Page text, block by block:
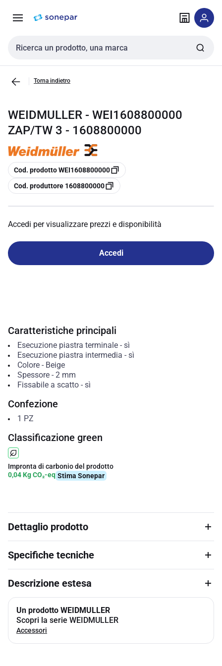
navigazione alla
Cerca input
Torna indietro
WEIDMULLER - WEI1608800000
ZAP/TW 3 - 1608800000
copia
Cod. prodotto WEI1608800000
copia
Cod. produttore 1608800000
Accedi per visualizzare prezzi e disponibilità
Accedi
Caratteristiche principali
Esecuzione piastra terminale- sì
Esecuzione piastra intermedia - sì
Colore- Beige
Spessore- 2 mm
Fissabile a scatto- sì
Confezione
1 PZ
Classificazione green
Impronta di carbonio del prodotto
0,04 Kg CO₂-eq Stima Sonepar
Dettaglio prodotto
Specifiche tecniche
Descrizione estesa
Un prodotto WEIDMULLER
Scopri la serie WEIDMULLER
Accessori